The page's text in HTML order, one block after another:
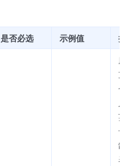
是否必选 示例值 描
支
个
英
号
缺
表